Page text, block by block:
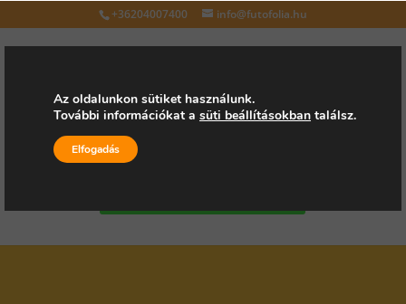
+36204007400 info@futofolia.hu
Válasszon oldalt
Az oldalunkon sütiket használunk.
További információkat a süti beállításokban találsz.
Elfogadás